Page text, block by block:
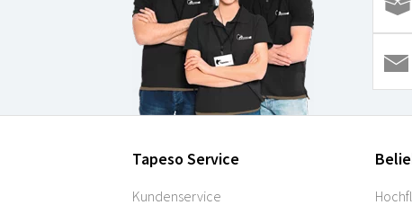
Tapeso Service
Kundenservice